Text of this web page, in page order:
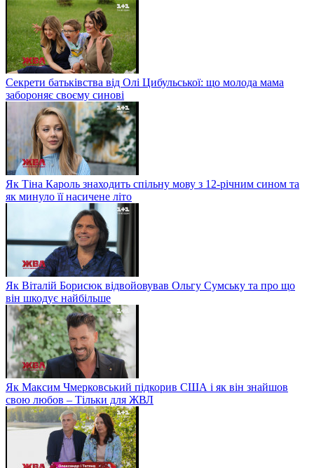
Секрети батьківства від Олі Цибульської: що молода мама
забороняє своєму синові
Як Тіна Кароль знаходить спільну мову з 12-річним сином та
як минуло її насичене літо
Як Віталій Борисюк відвойовував Ольгу Сумську та про що
він шкодує найбільше
Як Максим Чмерковський підкорив США і як він знайшов
свою любов – Тільки для ЖВЛ